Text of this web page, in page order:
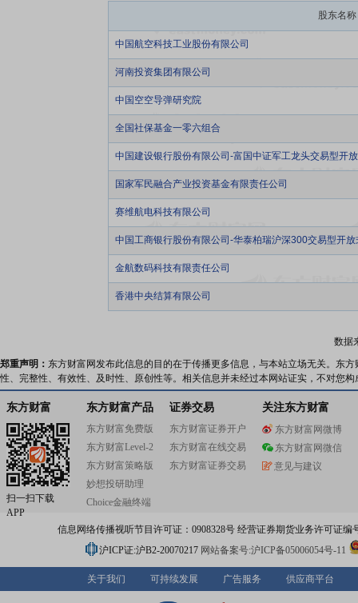
股东名称
中国航空科技工业股份有限公司
河南投资集团有限公司
中国空空导弹研究院
全国社保基金一零六组合
中国建设银行股份有限公司-富国中证军工龙头交易型开
国家军民融合产业投资基金有限责任公司
赛维航电科技有限公司
中国工商银行股份有限公司-华泰柏瑞沪深300交易型开
金航数码科技有限责任公司
香港中央结算有限公司
数据
郑重声明： 东方财富网发布此信息的目的在于传播更多信息，与本站立场无关。东
性、完整性、有效性、及时性、原创性等。相关信息并未经过本网站证实，不对您
东方财富
扫一扫下载
APP
东方财富产品
东方财富免费版
东方财富Level-2
东方财富策略版
妙想投研助理
Choice金融终端
证券交易
东方财富证券开户
东方财富在线交易
东方财富证券交易
关注东方财富
东方财富网微博
东方财富网微信
意见与建议
信息网络传播视听节目许可证：0908328号 经营证券期货业务许可证编
沪ICP证:沪B2-20070217 网站备案号:沪ICP备05006054号-11
关于我们 可持续发展 广告服务 供应商平台